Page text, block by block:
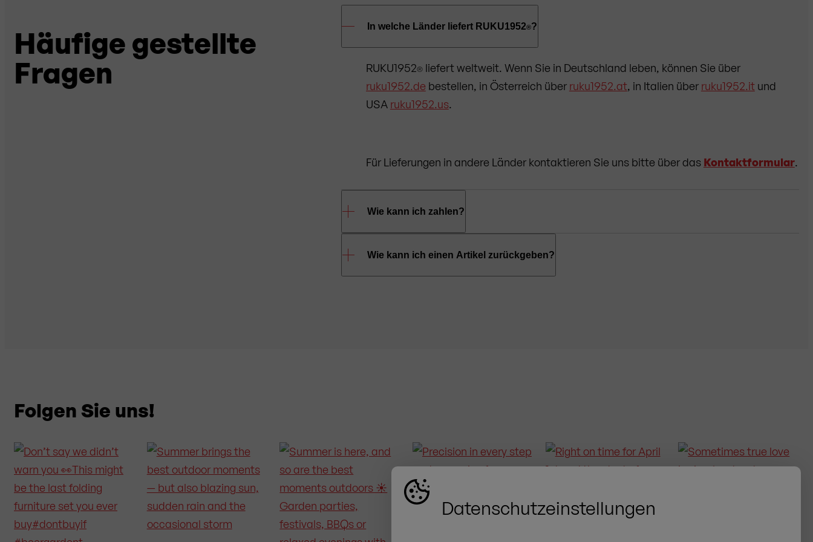
Datenschutzeinstellungen
Häufige gestellte
Fragen
In welche Länder liefert RUKU1952®?
RUKU1952®liefert weltweit. Wenn Sie in Deutschland leben, können Sie über
ruku1952.de bestellen, in Österreich über ruku1952.at, in Italien über ruku1952.itund
USA ruku1952.us.
Für Lieferungen in andere Länder kontaktieren Sie uns bitte über das Kontaktformular.
Wie kann ich zahlen?
Im Onlineshop von RUKU1952®können Sie die folgenden Zahlungsmethoden verwenden:
Wie kann ich einen Artikel zurückgeben?
Folgen Sie uns!